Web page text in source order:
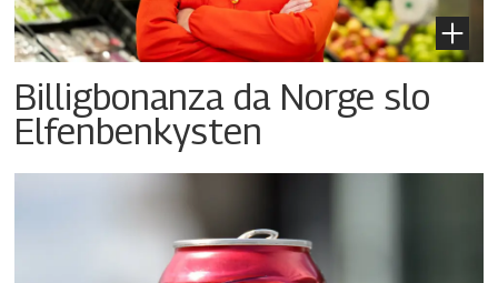
Billigbonanza da Norge slo
Elfenbenkysten